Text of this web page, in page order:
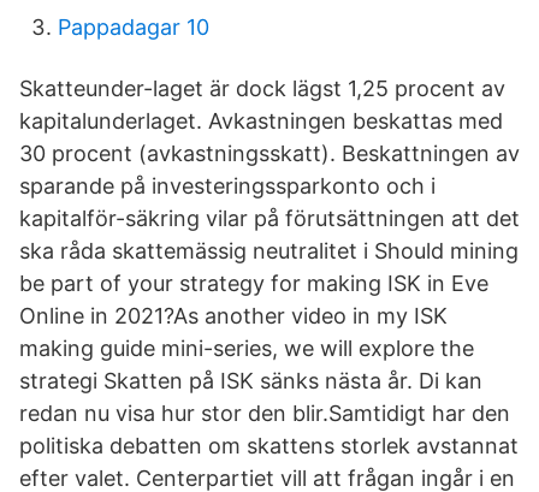
Pappadagar 10
Skatteunder-laget är dock lägst 1,25 procent av
kapitalunderlaget. Avkastningen beskattas med
30 procent (avkastningsskatt). Beskattningen av
sparande på investeringssparkonto och i
kapitalför-säkring vilar på förutsättningen att det
ska råda skattemässig neutralitet i Should mining
be part of your strategy for making ISK in Eve
Online in 2021?As another video in my ISK
making guide mini-series, we will explore the
strategi Skatten på ISK sänks nästa år. Di kan
redan nu visa hur stor den blir.Samtidigt har den
politiska debatten om skattens storlek avstannat
efter valet. Centerpartiet vill att frågan ingår i en